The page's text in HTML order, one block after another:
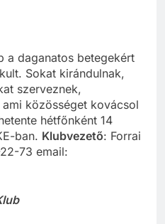
a daganatos betegekért
Sokat kirándulnak,
szerveznek,
közösséget kovácsol
hétfőnként 14
ban. Klubvezető: Forrai
73 email: